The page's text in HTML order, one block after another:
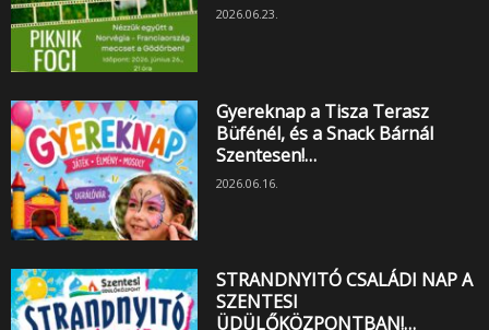
2026.06.23.
Gyereknap a Tisza Terasz
Büfénél, és a Snack Bárnál
Szentesen!…
2026.06.16.
STRANDNYITÓ CSALÁDI NAP A
SZENTESI
ÜDÜLŐKÖZPONTBAN!…